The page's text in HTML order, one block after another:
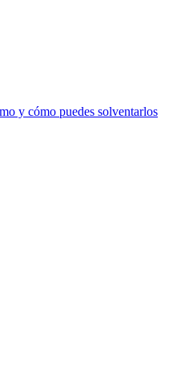
y cómo puedes solventarlos